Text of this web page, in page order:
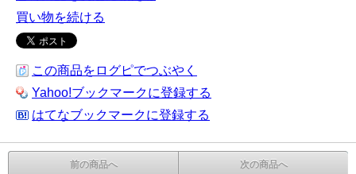
買い物を続ける
この商品をログピでつぶやく
Yahoo!ブックマークに登録する
はてなブックマークに登録する
前の商品へ 次の商品へ